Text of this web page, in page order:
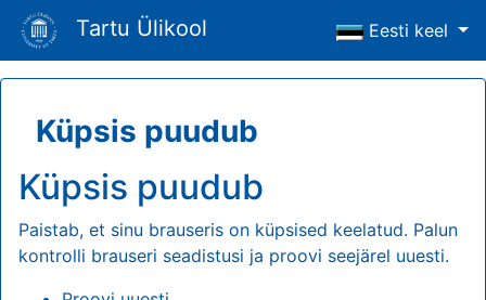
Tartu Ülikool Eesti keel
Küpsis puudub
Küpsis puudub
Paistab, et sinu brauseris on küpsised keelatud. Palun
kontrolli brauseri seadistusi ja proovi seejärel uuesti.